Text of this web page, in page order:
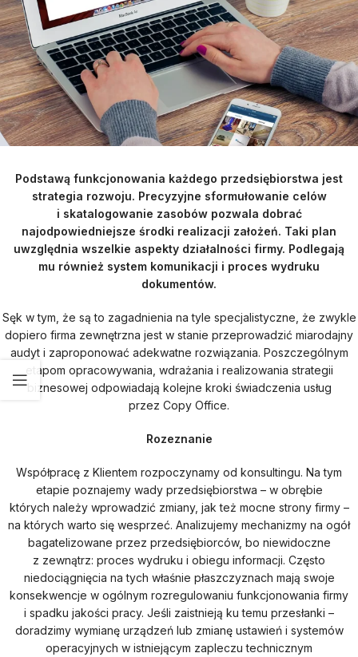
Podstawą funkcjonowania każdego przedsiębiorstwa jest
strategia rozwoju. Precyzyjne sformułowanie celów
i skatalogowanie zasobów pozwala dobrać
najodpowiedniejsze środki realizacji założeń. Taki plan
uwzględnia wszelkie aspekty działalności firmy. Podlegają
mu również system komunikacji i proces wydruku
dokumentów.
Sęk w tym, że są to zagadnienia na tyle specjalistyczne, że zwykle
dopiero firma zewnętrzna jest w stanie przeprowadzić miarodajny
audyt i zaproponować adekwatne rozwiązania. Poszczególnym
etapom opracowywania, wdrażania i realizowania strategii
biznesowej odpowiadają kolejne kroki świadczenia usług
przez Copy Office.
Rozeznanie
Współpracę z Klientem rozpoczynamy od konsultingu. Na tym
etapie poznajemy wady przedsiębiorstwa – w obrębie
których należy wprowadzić zmiany, jak też mocne strony firmy –
na których warto się wesprzeć. Analizujemy mechanizmy na ogół
bagatelizowane przez przedsiębiorców, bo niewidoczne
z zewnątrz: proces wydruku i obiegu informacji. Często
niedociągnięcia na tych właśnie płaszczyznach mają swoje
konsekwencje w ogólnym rozregulowaniu funkcjonowania firmy
i spadku jakości pracy. Jeśli zaistnieją ku temu przesłanki –
doradzimy wymianę urządzeń lub zmianę ustawień i systemów
operacyjnych w istniejącym zapleczu technicznym